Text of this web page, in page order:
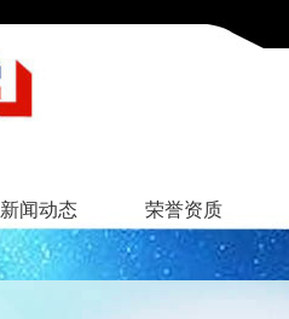
新闻动态 荣誉资质